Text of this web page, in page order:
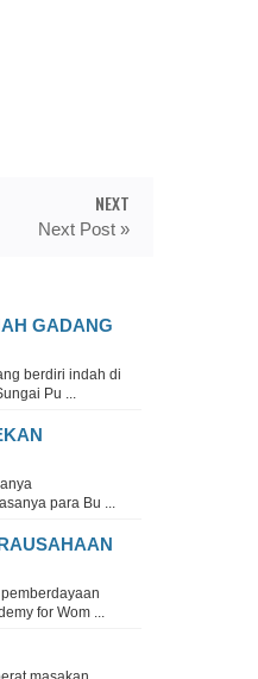
NEXT
Next Post »
GADANG
berdiri indah di
Pu ...
para Bu ...
for Wom ...